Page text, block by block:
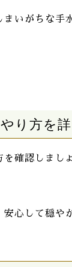
いがちな手
り方を
確認しまし
心して穏や